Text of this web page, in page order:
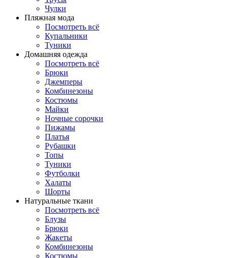
Чулки
Пляжная мода
Посмотреть всё
Купальники
Туники
Домашняя одежда
Посмотреть всё
Брюки
Джемперы
Комбинезоны
Костюмы
Майки
Ночные сорочки
Пижамы
Платья
Рубашки
Топы
Туники
Футболки
Халаты
Шорты
Натуральные ткани
Посмотреть всё
Блузы
Брюки
Жакеты
Комбинезоны
Костюмы